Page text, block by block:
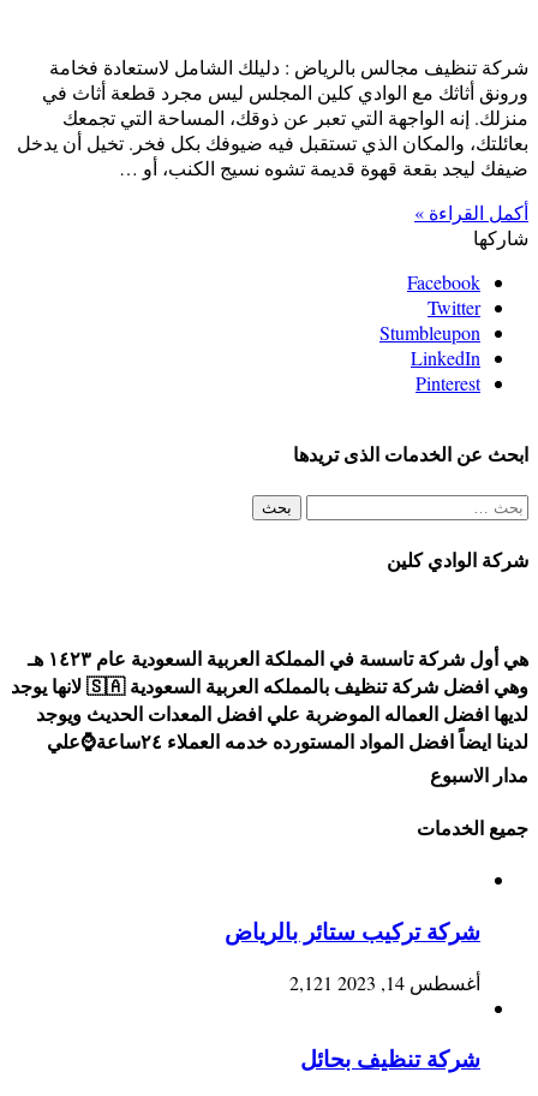
شركة تنظيف مجالس بالرياض : دليلك الشامل لاستعادة فخامة
ورونق أثاثك مع الوادي كلين المجلس ليس مجرد قطعة أثاث في
منزلك. إنه الواجهة التي تعبر عن ذوقك، المساحة التي تجمعك
بعائلتك، والمكان الذي تستقبل فيه ضيوفك بكل فخر. تخيل أن يدخل
ضيفك ليجد بقعة قهوة قديمة تشوه نسيج الكنب، أو …
أكمل القراءة »
شاركها
Facebook
Twitter
Stumbleupon
LinkedIn
Pinterest
ابحث عن الخدمات الذى تريدها
البحث
شركة الوادي كلين
هي أول شركة تاسسة في المملكة العربية السعودية عام ١٤٢٣ هـ
وهي افضل شركة تنظيف بالمملكه العربية السعودية 🇸🇦 لانها يوجد
لديها افضل العماله الموضربة علي افضل المعدات الحديث ويوجد
لدينا ايضاً افضل المواد المستورده خدمه العملاء ٢٤ساعة⌚علي
مدار الاسبوع
جميع الخدمات
شركة تركيب ستائر بالرياض
أغسطس 14, 2023 2,121
شركة تنظيف بحائل